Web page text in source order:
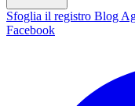
Sfoglia il registro Blog
Facebook